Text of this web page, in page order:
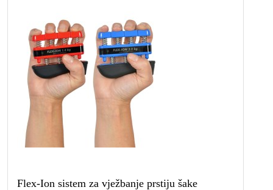
Flex-Ion sistem za vježbanje prstiju šake